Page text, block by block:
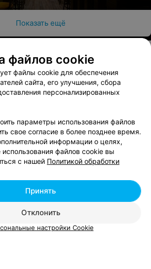
Показать ещё
проекта
Размещение рекламы
Публичный договор
Способы оплаты
по использованию сервиса
соглашение
Написать в поддержку
по вопросам сотрудничества
настройки cookie
персональных данных
Лаб», УНП 191700409, регистрирующий орган -
файлов cookie
файлы cookie для обеспечения
сайта, его улучшения, сбора
персонализированных
параметры использования файлов
свое согласие в более позднее время.
информации о целях,
файлов cookie вы
с нашей Политикой обработки
Отклонить
Принять
настройки Cookie